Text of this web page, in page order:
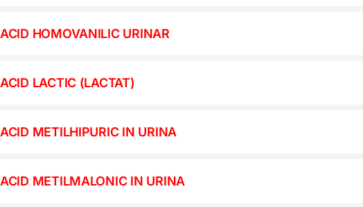
ACID HOMOVANILIC URINAR
ACID LACTIC (LACTAT)
ACID METILHIPURIC IN URINA
ACID METILMALONIC IN URINA